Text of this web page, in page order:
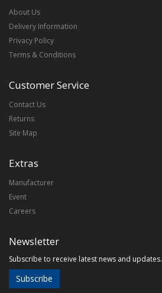
About Us
Delivery Information
Privacy Policy
Terms & Conditions
Customer Service
Contact Us
Returns
Site Map
Extras
Manufacturer
Event
Careers
Newsletter
Subscribe to receive latest news and updates.
Subscribe